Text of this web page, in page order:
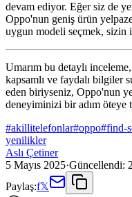
devam ediyor. Eğer siz de
Oppo'nun geniş ürün
uygun modeli seçmek, sizin
Umarım bu detaylı
kapsamlı ve faydalı bilgiler
eden biriyseniz, Oppo'nun
deneyiminizi bir adım öteye
#akillitelefonlar#oppo#find-
yenilikler
Aslı Çetiner
5 Mayıs 2025·Güncellendi:
Paylaş:f𝕏